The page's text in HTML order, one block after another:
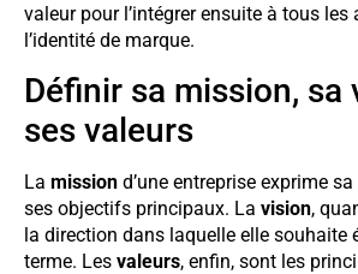
valeur pour l’intégrer ensuite à tous les
l’identité de marque.
Définir sa mission, sa
ses valeurs
La mission d’une entreprise exprime sa
ses objectifs principaux. La vision,
la direction dans laquelle elle souhaite
terme. Les valeurs, enfin, sont les